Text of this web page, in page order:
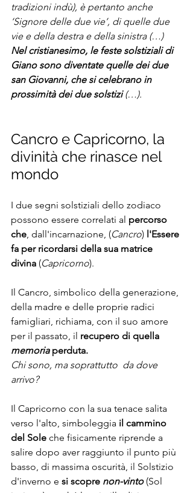
tradizioni indù), è pertanto anche
‘Signore delle due vie’, di quelle due
vie e della destra e della sinistra (…)
Nel cristianesimo, le feste solstiziali di
Giano sono diventate quelle dei due
san Giovanni, che si celebrano in
prossimità dei due solstizi (…).
Cancro e Capricorno, la
divinità che rinasce nel
mondo
I due segni solstiziali dello zodiaco
possono essere correlati al percorso
che , dall'incarnazione, (Cancro) l'Essere
fa per ricordarsi della sua matrice
divina (Capricorno).
Il Cancro, simbolico della generazione,
della madre e delle proprie radici
famigliari, richiama, con il suo amore
per il passato, il recupero di quella
memoria perduta.
Chi sono, ma soprattutto  da dove
arrivo?
Il Capricorno con la sua tenace salita
verso l'alto, simboleggia il cammino
del Sole che fisicamente riprende a
salire dopo aver raggiunto il punto più
basso, di massima oscurità, il Solstizio
d'inverno e si scopre non-vinto (Sol